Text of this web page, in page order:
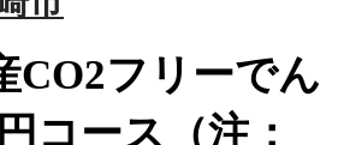
CO2フリーでん
コース（注：